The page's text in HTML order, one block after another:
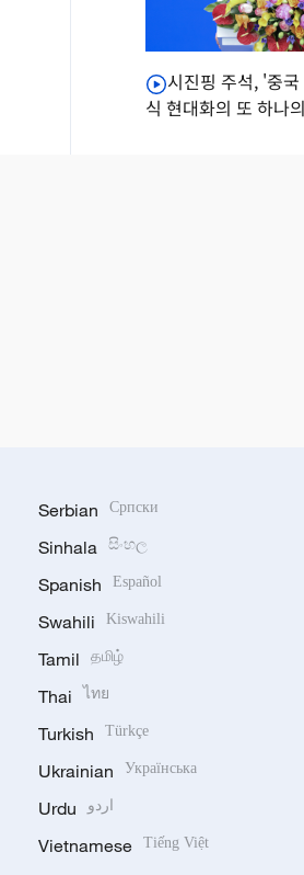
시진핑 주석, '중
식 현대화의 또 하나
Serbian Српски
Sinhala සිංහල
Spanish Español
Swahili Kiswahili
Tamil தமிழ்
Thai ไทย
Turkish Türkçe
Ukrainian Українська
Urdu اردو
Vietnamese Tiếng Việt